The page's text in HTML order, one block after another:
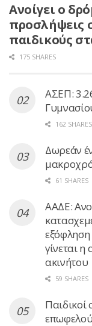
Ανοίγει ο
προσλήψεις
παιδικούς
175 SHARES
ΑΣΕΠ:
162 SHARES
Δωρεάν
61 SHARES
ΑΑΔΕ:
εξόφληση
γίνεται
ακινήτου
59 SHARES
Παιδικοί